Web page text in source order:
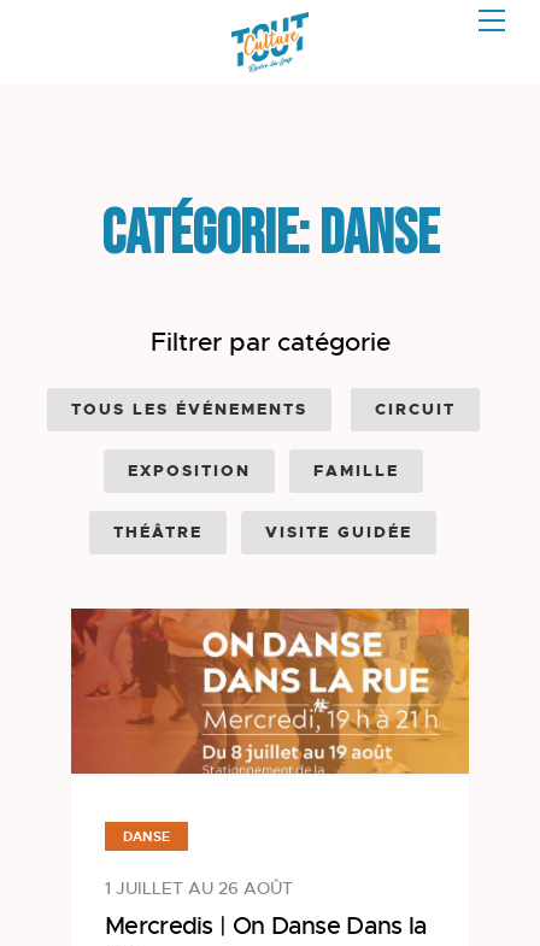
Catégorie: Danse
Filtrer par catégorie
TOUS LES ÉVÉNEMENTS CIRCUIT
EXPOSITION FAMILLE
THÉÂTRE VISITE GUIDÉE
DANSE
1 JUILLET AU 26 AOÛT
Mercredis | On Danse Dans la